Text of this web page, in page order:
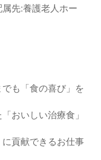
先:養護老人ホー
も「食の喜び」を
おいしい治療食」
貢献できるお仕事